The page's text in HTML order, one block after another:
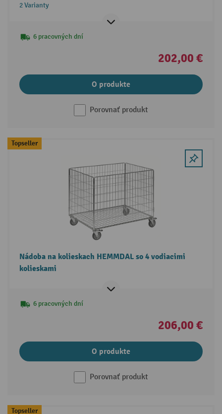
2 Varianty
6 pracovných dní
202,00 €
O produkte
Porovnať produkt
Topseller
Nádoba na kolieskach HEMMDAL so 4 vodiacimi
kolieskami
6 pracovných dní
206,00 €
O produkte
Porovnať produkt
Topseller